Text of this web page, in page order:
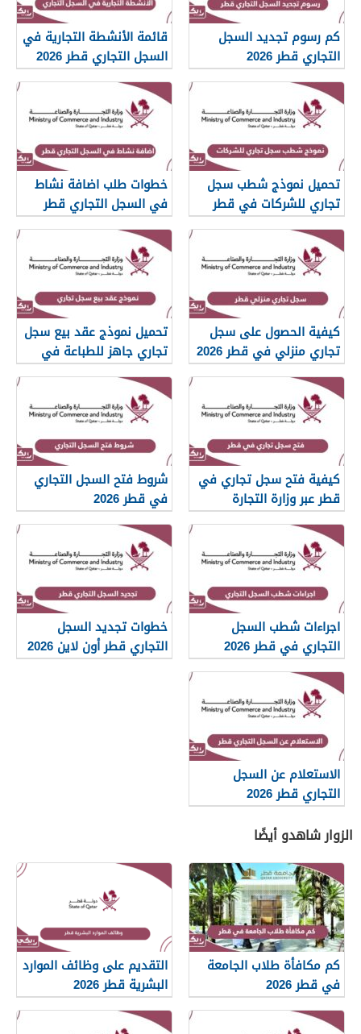
كم رسوم تجديد السجل
التجاري قطر 2026
قائمة الأنشطة التجارية في
السجل التجاري قطر 2026
تحميل نموذج شطب سجل
تجاري للشركات في قطر
خطوات طلب اضافة نشاط
في السجل التجاري قطر
كيفية الحصول على سجل
تجاري منزلي في قطر 2026
تحميل نموذج عقد بيع سجل
تجاري جاهز للطباعة في
قطر
كيفية فتح سجل تجاري في
قطر عبر وزارة التجارة
والصناعة
شروط فتح السجل التجاري
في قطر 2026
اجراءات شطب السجل
التجاري في قطر 2026
خطوات تجديد السجل
التجاري قطر أون لاين 2026
الاستعلام عن السجل
التجاري قطر 2026
الزوار شاهدو أيضًا
كم مكافأة طلاب الجامعة
في قطر 2026
التقديم على وظائف الموارد
البشرية قطر 2026